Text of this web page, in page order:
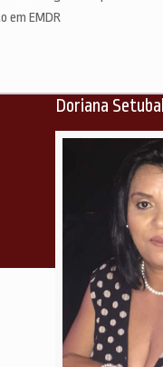
em EMDR
Doriana Setubal